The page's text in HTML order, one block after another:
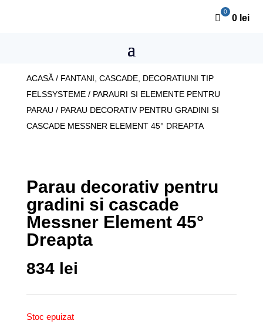
0 lei
ACASĂ/ FANTANI, CASCADE, DECORATIUNI TIP
FELSSYSTEME/ PARAURI SI ELEMENTE PENTRU
PARAU / PARAU DECORATIV PENTRU GRADINI SI
CASCADE MESSNER ELEMENT 45° DREAPTA
Parau decorativ pentru
gradini si cascade
Messner Element 45°
Dreapta
834 lei
Stoc epuizat